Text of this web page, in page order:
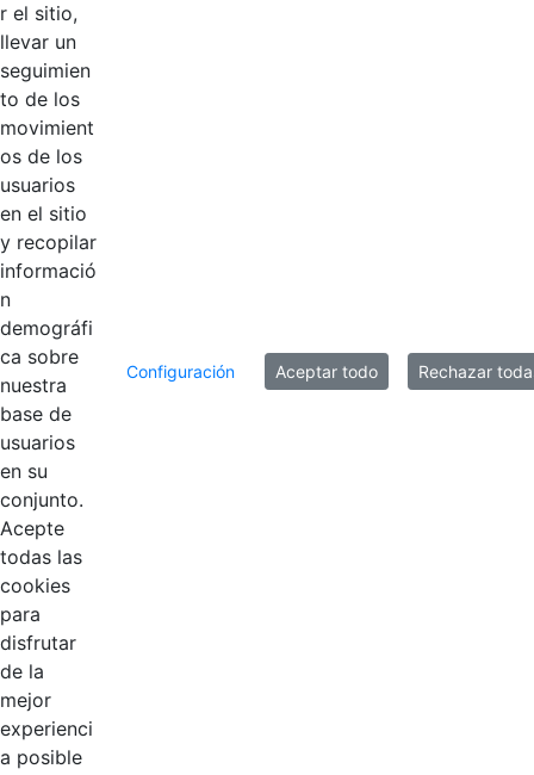
Logotipos
r el sitio,
llevar un
seguimien
to de los
movimient
os de los
usuarios
en el sitio
y recopilar
informació
n
demográfi
ca sobre
nuestra
base de
usuarios
en su
conjunto.
Acepte
todas las
cookies
para
disfrutar
de la
mejor
experienci
a posible
Configuración Aceptar todo Rechazar